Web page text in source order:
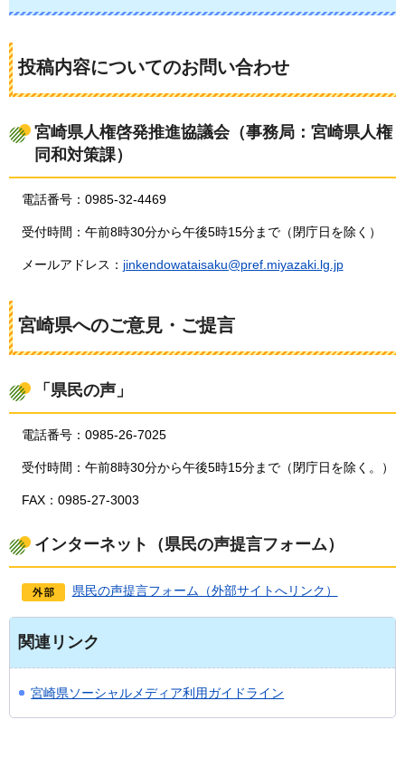
投稿内容についてのお問い合わせ
宮崎県人権啓発推進協議会（事務局：宮崎県人権
同和対策課）
電話番号：0985-32-4469
受付時間：午前8時30分から午後5時15分まで（閉庁日を除く）
メールアドレス： jinkendowataisaku@pref.miyazaki.lg.jp
宮崎県へのご意見・ご提言
「県民の声」
電話番号：0985-26-7025
受付時間：午前8時30分から午後5時15分まで（閉庁日を除く。）
FAX：0985-27-3003
インターネット（県民の声提言フォーム）
県民の声提言フォーム（外部サイトへリンク）
関連リンク
宮崎県ソーシャルメディア利用ガイドライン